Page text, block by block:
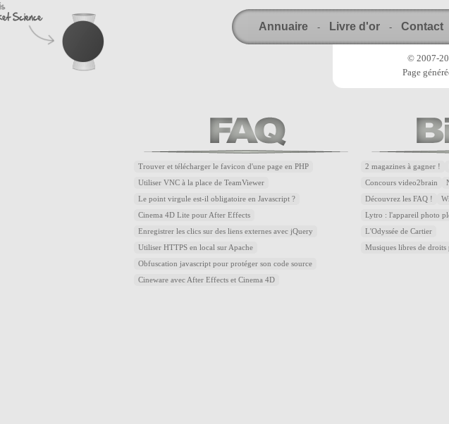
Annuaire - Livre d'or - Contact
© 2007-
Page
Trouver et télécharger le favicon d'une page en PHP
Utiliser VNC à la place de TeamViewer
Le point virgule est-il obligatoire en Javascript ?
Cinema 4D Lite pour After Effects
Enregistrer les clics sur des liens externes avec jQuery
Utiliser HTTPS en local sur Apache
Obfuscation javascript pour protéger son code source
Cineware avec After Effects et Cinema 4D
2 magazines à gagner !
Concours video2brain
Découvrez les FAQ !
Lytro : l'appareil photo
L'Odyssée de Cartier
Musiques libres de